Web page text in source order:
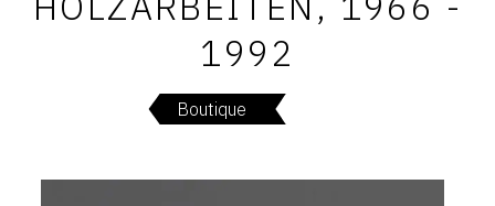
ARCHIVES DES EXPOSITIONS
ACTUALITÉS DU MONDE DE L'ART
LIBRAIRIE : LIVRES & CATALOGUES
1992
Boutique